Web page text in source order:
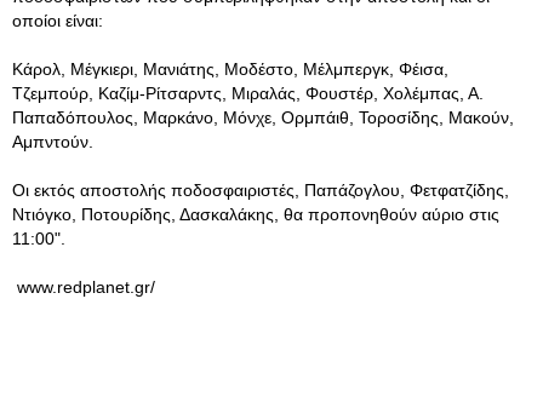
οποίοι είναι:
Κάρολ, Μέγκιερι, Μανιάτης, Μοδέστο, Μέλμπεργκ, Φέισα,
Τζεμπούρ, Καζίμ-Ρίτσαρντς, Μιραλάς, Φουστέρ, Χολέμπας, Α.
Παπαδόπουλος, Μαρκάνο, Μόνχε, Ορμπάιθ, Τοροσίδης, Μακούν,
Αμπντούν.
Οι εκτός αποστολής ποδοσφαιριστές, Παπάζογλου, Φετφατζίδης,
Ντιόγκο, Ποτουρίδης, Δασκαλάκης, θα προπονηθούν αύριο στις
11:00".
www.redplanet.gr/